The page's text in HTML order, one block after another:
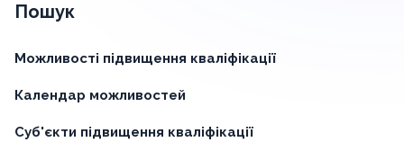
Пошук
Можливості підвищення кваліфікації
Календар можливостей
Суб'єкти підвищення кваліфікації